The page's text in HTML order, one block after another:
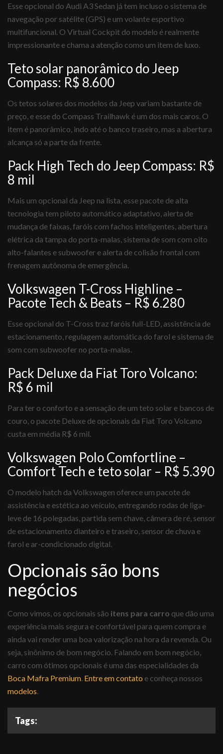
Esse opcional do Audi A3 Sedan já tem incluso o sistema de
navegação por satélite (GPS) e um volante esportivo
multifuncional. O Virtual Cockpit do modelo é realmente
impressionante e chama a atenção como um item de luxo.
Teto solar panorâmico do Jeep
Compass: R$ 8.600
Os tetos solares dos modelos da Jeep variam bastante de
preço, e esse do Compass Trailhawk é um dos mais caros. O
item é panorâmico, indo até o banco traseiro, mas a abertura
alcança só a parte da frente.
Pack High Tech do Jeep Compass: R$
8 mil
Mais um opcional da Jeep na lista, esse pacote de alta
tecnologia tem piloto automático adaptativo, alerta de
mudança de faixas, faróis com fachos inteligentes, abertura
elétrica da tampa do porta-malas, sistema de som com oito
alto-falantes e subwoofer e alerta de colisão frontal com
frenagem autônoma de emergência.
Volkswagen T-Cross Highline –
Pacote Tech & Beats – R$ 6.280
Esse opcional do T-Cross traz faróis full-LED, assistência de
estacionamento, regulagem automática do farol e sistema de
som com subwoofer no porta-malas.
Pack Deluxe da Fiat Toro Volcano:
R$ 6 mil
Para ter o conforto e a sensação de um teto solar e bancos de
couro, o pacote Deluxe de opcionais da Fiat Toro Volcano
custa em média R$ 6 mil.
Volkswagen Polo Comfortline –
Comfort Tech e teto solar – R$ 5.390
O modelo hatch da Volkswagen oferece um pacote de
assistência e estética ao veículo, entregando rodas de liga-
leve de 16 polegadas, partida sem chave, câmera de ré, sensor
de estacionamento dianteiro e traseiro, sensor de chuva e
farol e ar-condicionado digital.
Opcionais são bons
negócios
Como vimos, os opcionais são itens para carro que dão uma
experiência mais segura e confortável para quem compra e
ainda vai render uma boa valorização na hora da revenda. Ou
seja, sinônimo de bom negócio. Falando em bom negócio,
carro com ótimos opcionais é uma das especialidades da
Boca Mafra Premium. Entre em contato e conheça nossos
modelos.
Tags: